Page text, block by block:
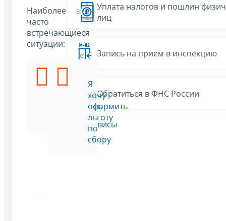
Наиболее
часто
встречающиеся
ситуации:
Я
уплатить
Я
хочу
оформить
льготу
по
сбору
Уплата налогов и пошлин
лиц
Запись на прием в инспекцию
Обратиться в ФНС России
Все сервисы